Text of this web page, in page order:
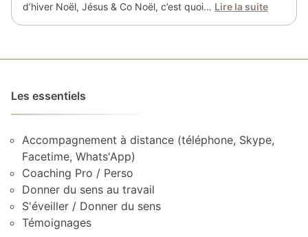
d’hiver Noël, Jésus & Co Noël, c’est quoi… Lire la suite
Les essentiels
Accompagnement à distance (téléphone, Skype,
Facetime, Whats'App)
Coaching Pro / Perso
Donner du sens au travail
S'éveiller / Donner du sens
Témoignages